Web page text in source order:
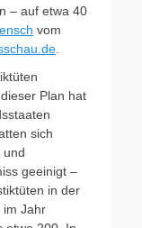
– auf etwa 40
vom
Plan hat
sich
und
geeinigt –
in der
im Jahr